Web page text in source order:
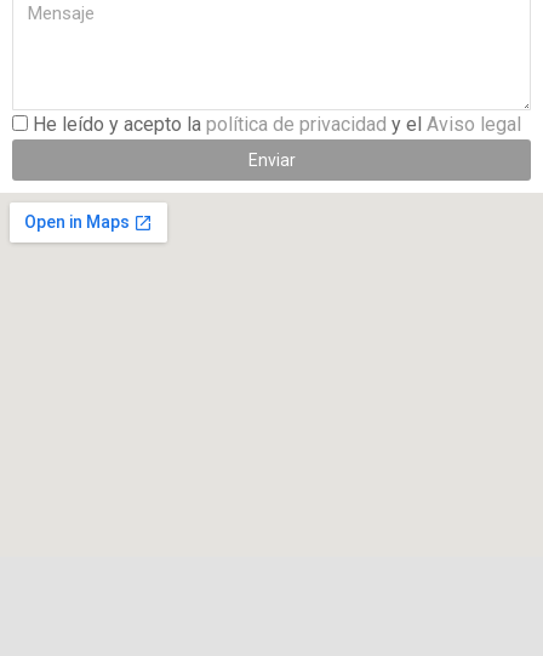
He leído y acepto la política de privacidad y el Aviso legal
Enviar